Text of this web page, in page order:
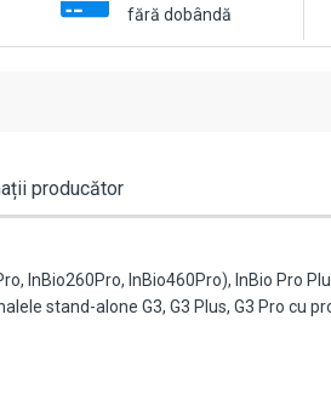
fără dobândă
producător
InBio260Pro, InBio460Pro), InBio Pro
stand-alone G3, G3 Plus, G3 Pro cu